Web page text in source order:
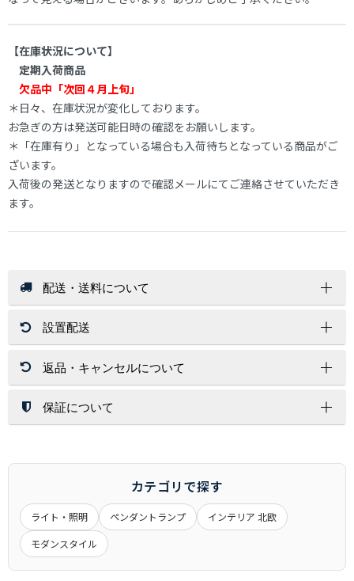
【在庫状況について】
定期入荷商品
欠品中「次回４月上旬」
＊日々、在庫状況が変化しております。
お急ぎの方は発送可能日時の確認をお願いします。
＊「在庫有り」となっている場合も入荷待ちとなっている商品がご
ざいます。
入荷後の発送となりますので確認メールにてご連絡させていただき
ます。
配送・送料について
送 料
店内商品送料無料（一部商品を除く）
北海道・沖縄・離島はその都度お見積りいたします。
ご注文金額に関係なく送料が必要な商品もございます。
玄関先までのお届けとなります。
アパート・マンションの場合は1Fまでとなる場合がございま
す。
大きな商品は安全のため、玄関先までお手伝いをお願いする場
設置配送
開梱設置サービスは、配送員１～２名が配達先にお伺いし家具
を設置する場所まで運び、開梱/設置/梱包材処分まで運送業者
が行います。
※お荷物の大きさによっては1名配達になります。
返品・キャンセルについて
返 品
お客様都合（サイズ/色味/木目/イメージ/肌触り/誤注文）での
交換時の返品（返送）は交換品の到着時に入れ替えを行います
ので、くれぐれもお客様からの返送はご遠慮下さい。
キャンセル
一定期間経過後はキャンセル料をいただく場合もございます。
商品発送後のキャンセルできませんのでご了承ください。
保証について
記載が無いものにつきましては、６ヶ月間となります。
メーカー商品に関しましては、メーカー保証・代理店保証があ
るものは、それらに準じます。
※当店の商品は一般家庭用として設計されています。
業務用として使用したことによる故障および損傷は保証の対象
外となります。
カテゴリで探す
ライト・照明 ペンダントランプ
インテリア 北欧
モダンスタイル